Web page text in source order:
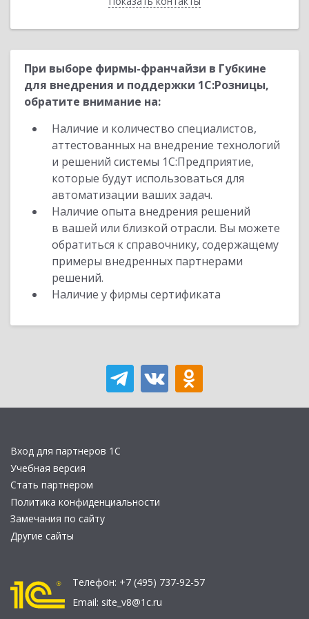
При выборе фирмы-франчайзи в Губкине
для внедрения и поддержки 1С:Розницы,
обратите внимание на:
Наличие и количество специалистов,
аттестованных на внедрение технологий
и решений системы 1С:Предприятие,
которые будут использоваться для
автоматизации ваших задач.
Наличие опыта внедрения решений
в вашей или близкой отрасли. Вы можете
обратиться к справочнику, содержащему
примеры внедренных партнерами
решений.
Наличие у фирмы сертификата
Вход для партнеров 1С
Учебная версия
Стать партнером
Политика конфиденциальности
Замечания по сайту
Другие сайты
Телефон: +7 (495) 737-92-57
Email: site_v8@1c.ru